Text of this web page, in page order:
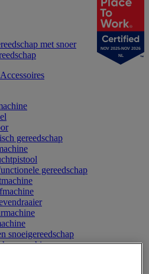
met snoer
gereedschap
gereedschap
snoeigereedschap
NOV 2025-NOV 2026
NL